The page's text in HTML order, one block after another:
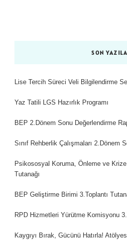
SON
Lise Tercih Süreci Veli Bilgilendirme
Yaz Tatili LGS Hazırlık Programı
BEP 2.Dönem Sonu Değerlendirme
Sınıf Rehberlik Çalışmaları 2.Dönem
Psikososyal Koruma, Önleme ve
Tutanağı
BEP Geliştirme Birimi 3.Toplantı
RPD Hizmetleri Yürütme Komisyonu
Kaygıyı Bırak, Gücünü Hatırla!